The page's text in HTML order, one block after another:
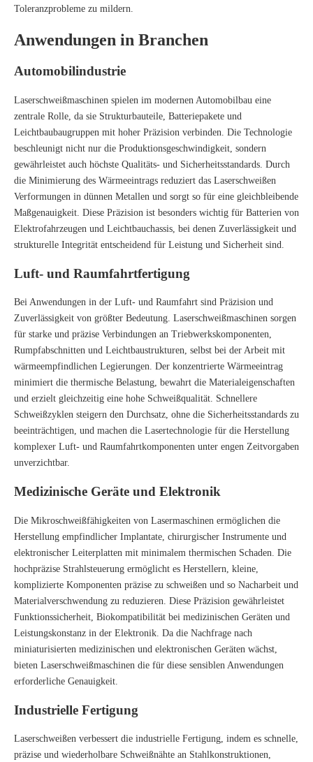
Toleranzprobleme zu mildern.
Anwendungen in Branchen
Automobilindustrie
Laserschweißmaschinen spielen im modernen Automobilbau eine
zentrale Rolle, da sie Strukturbauteile, Batteriepakete und
Leichtbaubaugruppen mit hoher Präzision verbinden. Die Technologie
beschleunigt nicht nur die Produktionsgeschwindigkeit, sondern
gewährleistet auch höchste Qualitäts- und Sicherheitsstandards. Durch
die Minimierung des Wärmeeintrags reduziert das Laserschweißen
Verformungen in dünnen Metallen und sorgt so für eine gleichbleibende
Maßgenauigkeit. Diese Präzision ist besonders wichtig für Batterien von
Elektrofahrzeugen und Leichtbauchassis, bei denen Zuverlässigkeit und
strukturelle Integrität entscheidend für Leistung und Sicherheit sind.
Luft- und Raumfahrtfertigung
Bei Anwendungen in der Luft- und Raumfahrt sind Präzision und
Zuverlässigkeit von größter Bedeutung. Laserschweißmaschinen sorgen
für starke und präzise Verbindungen an Triebwerkskomponenten,
Rumpfabschnitten und Leichtbaustrukturen, selbst bei der Arbeit mit
wärmeempfindlichen Legierungen. Der konzentrierte Wärmeeintrag
minimiert die thermische Belastung, bewahrt die Materialeigenschaften
und erzielt gleichzeitig eine hohe Schweißqualität. Schnellere
Schweißzyklen steigern den Durchsatz, ohne die Sicherheitsstandards zu
beeinträchtigen, und machen die Lasertechnologie für die Herstellung
komplexer Luft- und Raumfahrtkomponenten unter engen Zeitvorgaben
unverzichtbar.
Medizinische Geräte und Elektronik
Die Mikroschweißfähigkeiten von Lasermaschinen ermöglichen die
Herstellung empfindlicher Implantate, chirurgischer Instrumente und
elektronischer Leiterplatten mit minimalem thermischen Schaden. Die
hochpräzise Strahlsteuerung ermöglicht es Herstellern, kleine,
komplizierte Komponenten präzise zu schweißen und so Nacharbeit und
Materialverschwendung zu reduzieren. Diese Präzision gewährleistet
Funktionssicherheit, Biokompatibilität bei medizinischen Geräten und
Leistungskonstanz in der Elektronik. Da die Nachfrage nach
miniaturisierten medizinischen und elektronischen Geräten wächst,
bieten Laserschweißmaschinen die für diese sensiblen Anwendungen
erforderliche Genauigkeit.
Industrielle Fertigung
Laserschweißen verbessert die industrielle Fertigung, indem es schnelle,
präzise und wiederholbare Schweißnähte an Stahlkonstruktionen,